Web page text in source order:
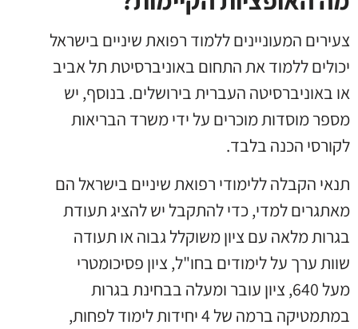
צעירים המעוניינים ללמוד רפואת שיניים בישראל
יכולים ללמוד את התחום באוניברסיטת תל אביב
או באוניברסיטה העברית בירושלים. בנוסף, יש
מספר מוסדות מוכרים על ידי משרד הבריאות
לקורסי הכנה בלבד.
תנאי הקבלה ללימודי רפואת שיניים בישראל הם
מאתגרים למדי, כדי להתקבל יש להציג תעודת
בגרות מלאה עם ציון משוקלל גבוה או תעודה
שוות ערך על לימודים בחו"ל, ציון פסיכומטרי
מעל 640, ציון עובר ומעלה בבחינת בגרות
במתמטיקה ברמה של 4 יחידות לימוד לפחות,